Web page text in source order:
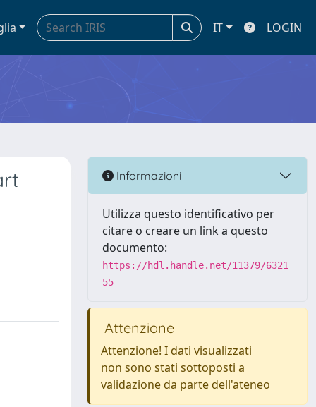
IT LOGIN
Informazioni
Utilizza questo identificativo per
citare o creare un link a questo
documento:
https://hdl.handle.net/11379/6321
55
Attenzione
Attenzione! I dati visualizzati
non sono stati sottoposti a
validazione da parte dell'ateneo